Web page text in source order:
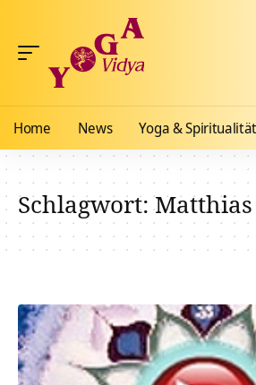
Home News Yoga & Spiritualität
Schlagwort: